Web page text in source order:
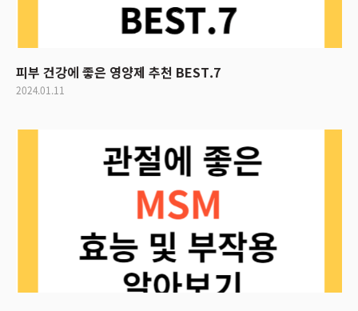
피부 건강에 좋은 영양제 추천 BEST.7
2024.01.11